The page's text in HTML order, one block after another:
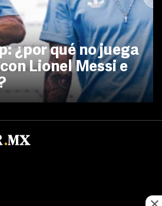
¿por qué no juega
Lionel Messi e